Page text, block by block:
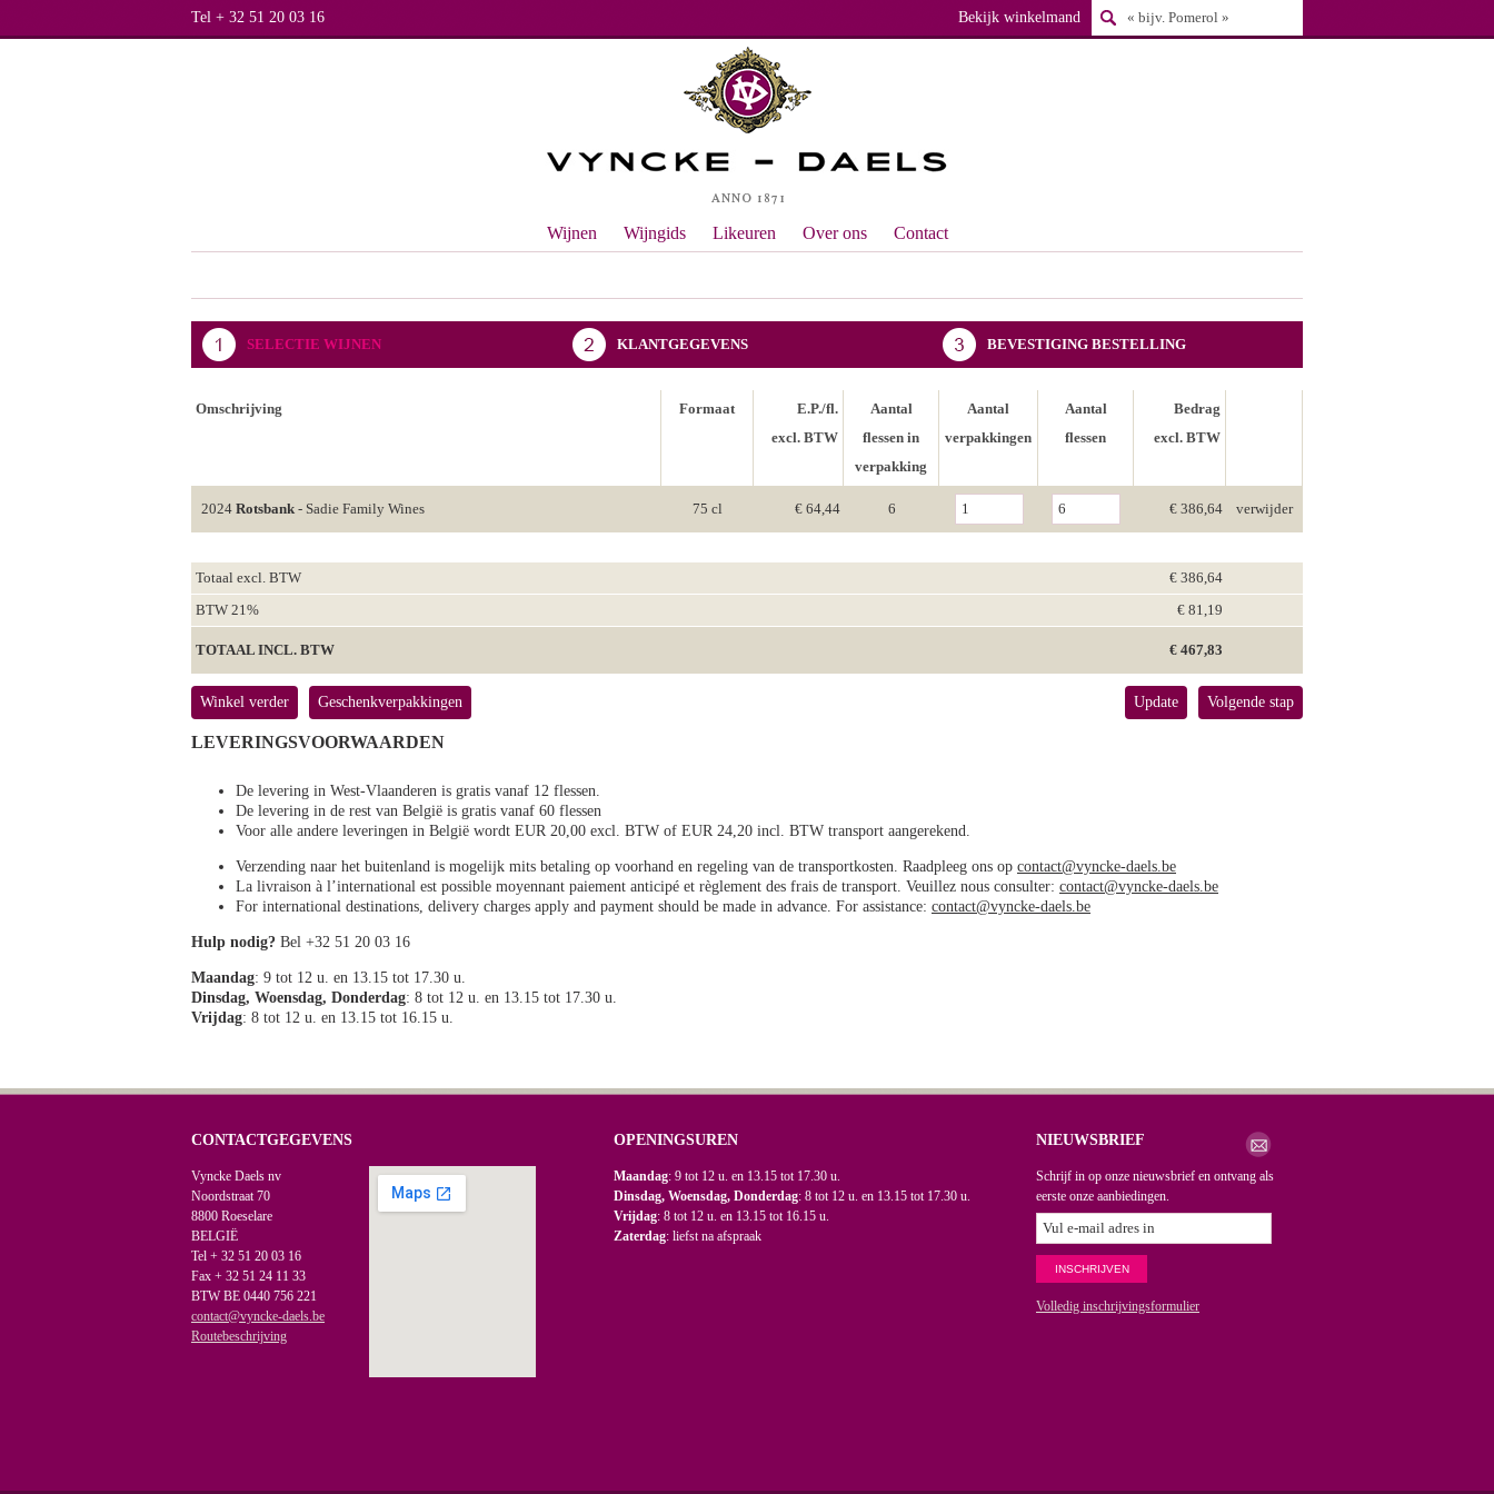
Tel + 32 51 20 03 16 Bekijk winkelmand
Wijnen Wijngids Likeuren Over ons Contact
SELECTIE WIJNEN KLANTGEGEVENS BEVESTIGING BESTELLING
Omschrijving Formaat
E.P./fl.
excl. BTW
Aantal
flessen in
verpakking
Aantal
verpakkingen
Aantal
flessen
Bedrag
excl. BTW
2024 Rotsbank - Sadie Family Wines 75 cl € 64,44 6 € 386,64 verwijder
Totaal excl. BTW
€ 386,64
BTW 21%
€ 81,19
TOTAAL INCL. BTW € 467,83
Winkel verder Geschenkverpakkingen Volgende stap
Update
LEVERINGSVOORWAARDEN
De levering in West-Vlaanderen is gratis vanaf 12 flessen.
De levering in de rest van België is gratis vanaf 60 flessen
Voor alle andere leveringen in België wordt EUR 20,00 excl. BTW of EUR 24,20 incl. BTW transport aangerekend.
Verzending naar het buitenland is mogelijk mits betaling op voorhand en regeling van de transportkosten. Raadpleeg ons op contact@vyncke-daels.be
La livraison à l’international est possible moyennant paiement anticipé et règlement des frais de transport. Veuillez nous consulter: contact@vyncke-daels.be
For international destinations, delivery charges apply and payment should be made in advance. For assistance: contact@vyncke-daels.be
Hulp nodig? Bel +32 51 20 03 16
Maandag: 9 tot 12 u. en 13.15 tot 17.30 u.
Dinsdag, Woensdag, Donderdag: 8 tot 12 u. en 13.15 tot 17.30 u.
Vrijdag: 8 tot 12 u. en 13.15 tot 16.15 u.
CONTACTGEGEVENS
Vyncke Daels nv
Noordstraat 70
8800 Roeselare
BELGIË
Tel + 32 51 20 03 16
Fax + 32 51 24 11 33
BTW BE 0440 756 221
contact@vyncke-daels.be
Routebeschrijving
OPENINGSUREN
Maandag: 9 tot 12 u. en 13.15 tot 17.30 u.
Dinsdag, Woensdag, Donderdag: 8 tot 12 u. en 13.15 tot 17.30 u.
Vrijdag: 8 tot 12 u. en 13.15 tot 16.15 u.
Zaterdag: liefst na afspraak
NIEUWSBRIEF
Schrijf in op onze nieuwsbrief en ontvang als
eerste onze aanbiedingen.
Volledig inschrijvingsformulier